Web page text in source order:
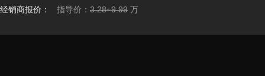
经销商报价： 指导价： 3.28~9.99 万